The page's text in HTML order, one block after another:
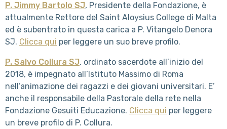
P. Jimmy Bartolo SJ, Presidente della Fondazione, è
attualmente Rettore del Saint Aloysius College di Malta
ed è subentrato in questa carica a P. Vitangelo Denora
SJ. Clicca qui per leggere un suo breve profilo.
P. Salvo Collura SJ, ordinato sacerdote all’inizio del
2018, è impegnato all’Istituto Massimo di Roma
nell’animazione dei ragazzi e dei giovani universitari. E’
anche il responsabile della Pastorale della rete nella
Fondazione Gesuiti Educazione. Clicca qui per leggere
un breve profilo di P. Collura.